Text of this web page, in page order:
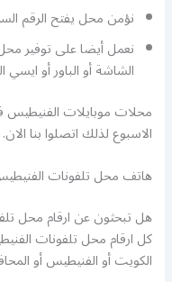
نؤمن محل يفتح الرقم
نعمل أيضا على توفير
الشاشة أو الباور أو
محلات موبايلات الفنيطيس
الاسبوع لذلك اتصلوا بنا الان.
هاتف محل تلفونات
هل تبحثون عن ارقام محل
كل ارقام محل تلفونات
الكويت أو الفنيطيس أو